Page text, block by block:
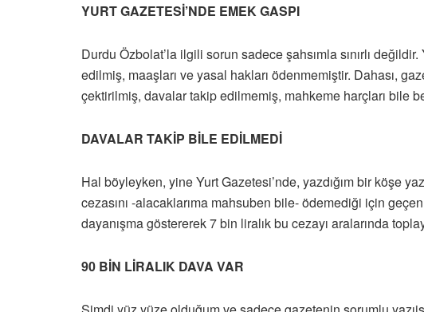
YURT GAZETESİ’NDE EMEK GASPI
Durdu Özbolat’la ilgili sorun sadece şahsımla sınırlı
edilmiş, maaşları ve yasal hakları ödenmemiştir. Dahası,
çektirilmiş, davalar takip edilmemiş, mahkeme harçları bile
DAVALAR TAKİP BİLE EDİLMEDİ
Hal böyleyken, yine Yurt Gazetesi’nde, yazdığım bir köşe
cezasını -alacaklarıma mahsuben bile- ödemediği için
dayanışma göstererek 7 bin liralık bu cezayı aralarında
90 BİN LİRALIK DAVA VAR